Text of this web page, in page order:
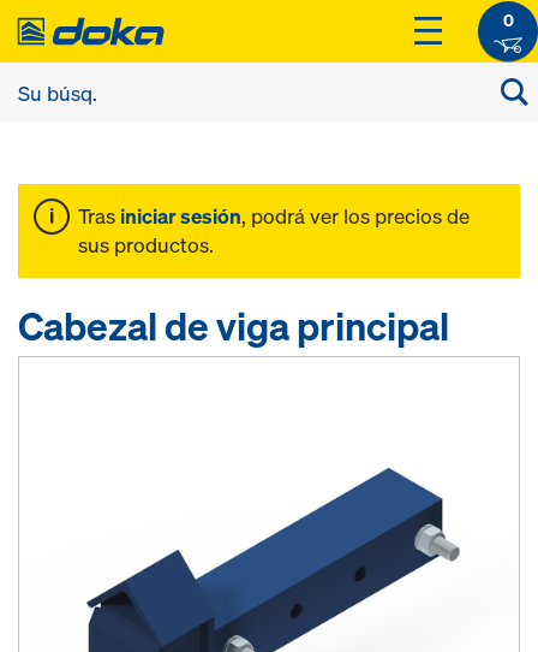
0
Tras iniciar sesión, podrá ver los precios de
sus productos.
Cabezal de viga principal